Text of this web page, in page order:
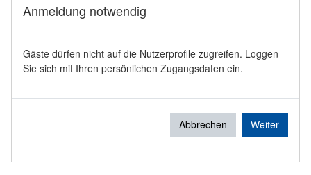
Anmeldung notwendig
Gäste dürfen nicht auf die Nutzerprofile zugreifen. Loggen
Sie sich mit Ihren persönlichen Zugangsdaten ein.
Abbrechen Weiter